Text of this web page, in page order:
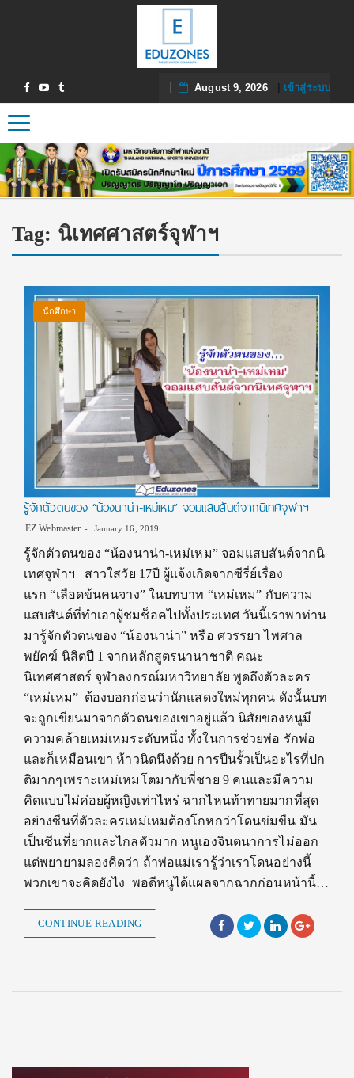
August 9, 2026| เข้าสู่ระบบ
Toggle navigation
Tag: นิเทศศาสตร์จุฬาฯ
นักศึกษา
รู้จักตัวตนของ “น้องนาน่า-เหม่เหม” จอมแสบสันต์จากนิเทศจุฬาฯ
EZ Webmaster January 16, 2019
รู้จักตัวตนของ “น้องนาน่า-เหม่เหม” จอมแสบสันต์จากนิ
เทศจุฬาฯ สาวใสวัย 17ปี ผู้แจ้งเกิดจากซีรี่ย์เรื่อง
แรก “เลือดข้นคนจาง” ในบทบาท “เหม่เหม” กับความ
แสบสันต์ที่ทำเอาผู้ชมช็อคไปทั้งประเทศ วันนี้เราพาท่าน
มารู้จักตัวตนของ “น้องนาน่า” หรือ ศวรรยา ไพศาล
พยัคฆ์ นิสิตปี 1 จากหลักสูตรนานาชาติ คณะ
นิเทศศาสตร์ จุฬาลงกรณ์มหาวิทยาลัย พูดถึงตัวละคร
“เหม่เหม” ต้องบอกก่อนว่านักแสดงใหม่ทุกคน ดังนั้นบท
จะถูกเขียนมาจากตัวตนของเขาอยู่แล้ว นิสัยของหนูมี
ความคล้ายเหม่เหมระดับหนึ่ง ทั้งในการช่วยพ่อ รักพ่อ
และก็เหมือนเขา ห้าวนิดนึงด้วย การปีนรั้วเป็นอะไรที่ปก
ติมากๆเพราะเหม่เหมโตมากับพี่ชาย 9 คนและมีความ
คิดแบบไม่ค่อยผู้หญิงเท่าไหร่ ฉากไหนท้าทายมากที่สุด
อย่างซีนที่ตัวละครเหม่เหมต้องโกหกว่าโดนข่มขืน มัน
เป็นซีนที่ยากและไกลตัวมาก หนูเองจินตนาการไม่ออก
แต่พยายามลองคิดว่า ถ้าพ่อแม่เรารู้ว่าเราโดนอย่างนี้
พวกเขาจะคิดยังไง พอดีหนูได้แผลจากฉากก่อนหน้านี้…
CONTINUE READING